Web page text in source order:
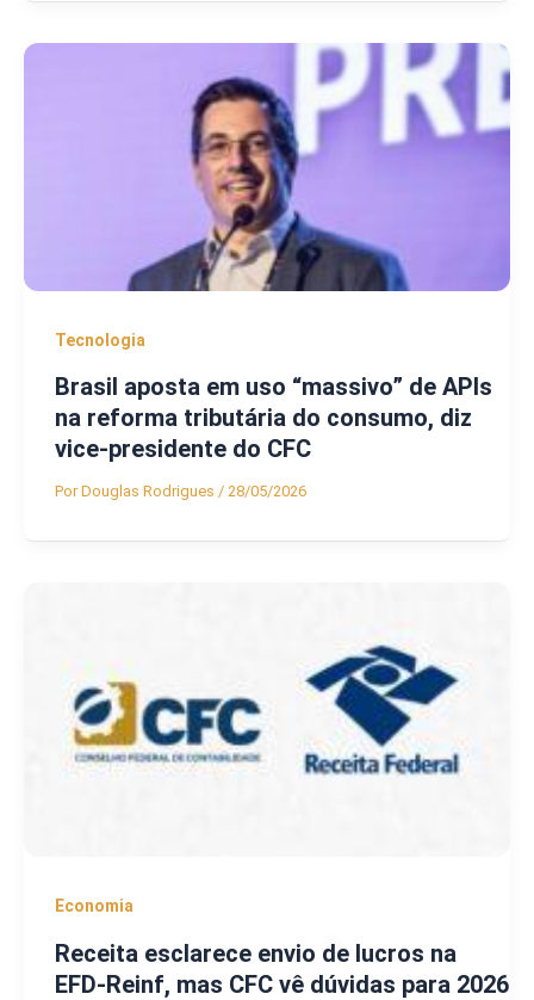
Tecnologia
Brasil aposta em uso “massivo” de APIs
na reforma tributária do consumo, diz
vice-presidente do CFC
PorDouglas Rodrigues / 28/05/2026
Economia
Receita esclarece envio de lucros na
EFD-Reinf, mas CFC vê dúvidas para 2026